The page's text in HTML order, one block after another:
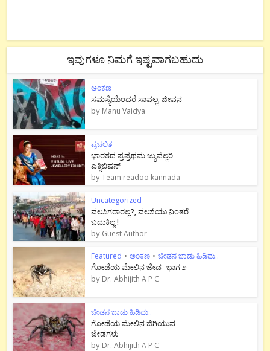
ಇವುಗಳೂ ನಿಮಗೆ ಇಷ್ಟವಾಗಬಹುದು
ಅಂಕಣ
ಸಮಸ್ಯೆಯೆಂದರೆ ಸಾವಲ್ಲ, ಜೀವನ
by Manu Vaidya
ಪ್ರಚಲಿತ
ಭಾರತದ ಪ್ರಪ್ರಥಮ ಜ್ಯುವೆಲ್ಲರಿ
ಎಕ್ಸಿಬಿಷನ್
byTeam readoo kannada
Uncategorized
ವಲಸಿಗರಾರಲ್ಲ?, ವಲಸೆಯು ನಿಂತರೆ
ಬದುಕಿಲ್ಲ !
by Guest Author
Featured • ಅಂಕಣ • ಜೇಡನ ಜಾಡು ಹಿಡಿದು..
ಗೋಡೆಯ ಮೇಲಿನ ಜೇಡ- ಭಾಗ ೨
by Dr. Abhijith A P C
ಜೇಡನ ಜಾಡು ಹಿಡಿದು..
ಗೋಡೆಯ ಮೇಲಿನ ಜಿಗಿಯುವ
ಜೇಡಗಳು
by Dr. Abhijith A P C